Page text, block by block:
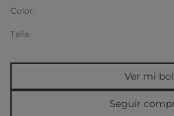
Color:
Talla:
Ver mi
Seguir